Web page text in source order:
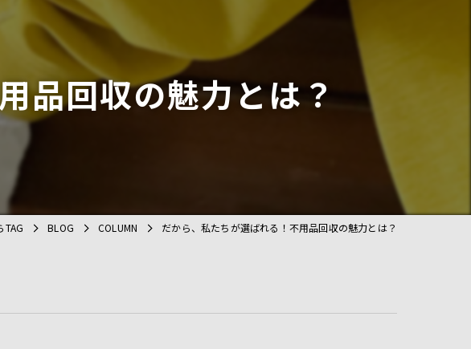
COLUMN
品回収の魅力とは？
TAG BLOG COLUMN だから、私たちが選ばれる！不用品回収の魅力とは？